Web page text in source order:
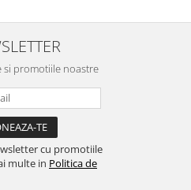
si promotiile noastre
cu promotiile
multe in Politica de